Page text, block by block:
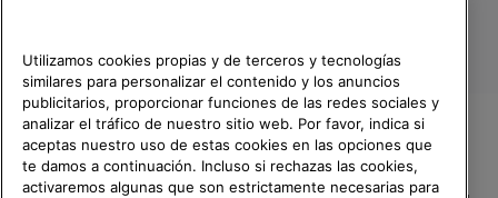
TE DAMOS LA BIENVENIDA A
SOREL.
Utilizamos cookies propias y de terceros y tecnologías
similares para personalizar el contenido y los anuncios
publicitarios, proporcionar funciones de las redes sociales y
analizar el tráfico de nuestro sitio web. Por favor, indica si
aceptas nuestro uso de estas cookies en las opciones que
te damos a continuación. Incluso si rechazas las cookies,
activaremos algunas que son estrictamente necesarias para